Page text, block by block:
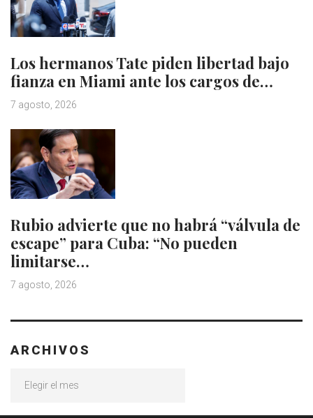
Los hermanos Tate piden libertad bajo
fianza en Miami ante los cargos de…
7 agosto, 2026
Rubio advierte que no habrá “válvula de
escape” para Cuba: “No pueden
limitarse…
7 agosto, 2026
ARCHIVOS